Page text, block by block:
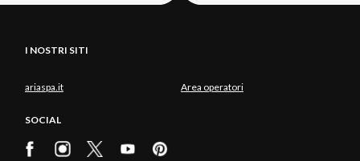
I NOSTRI SITI
ariaspa.it Area operatori
SOCIAL